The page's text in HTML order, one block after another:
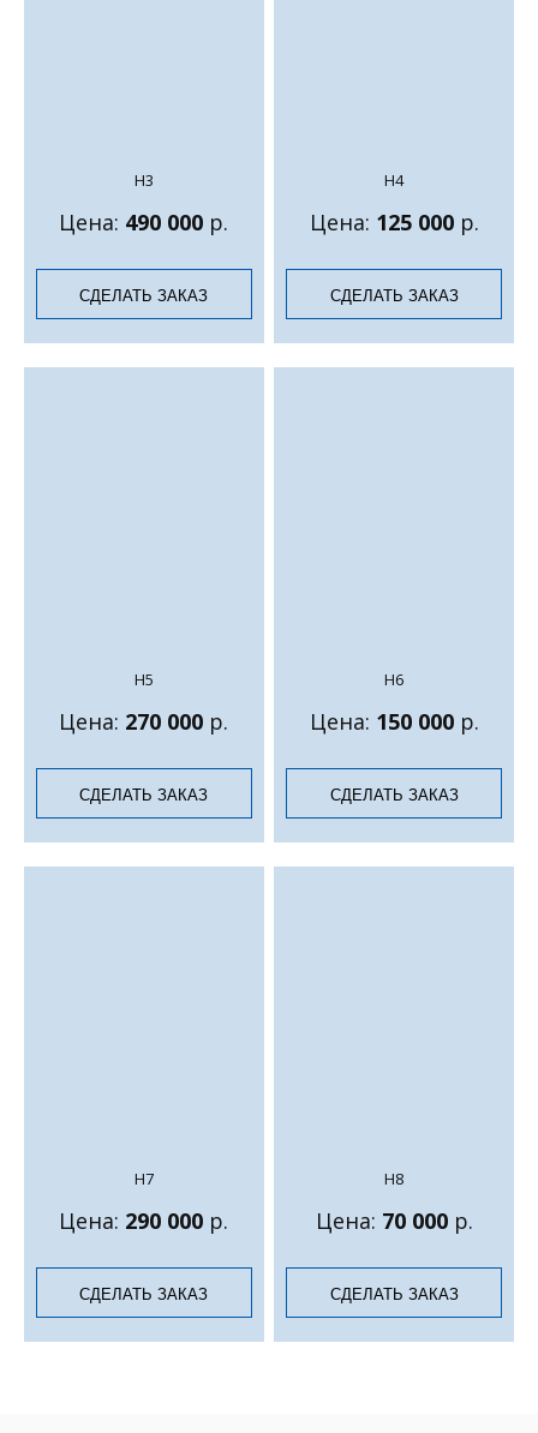
Н3
Цена: 490 000 р.
СДЕЛАТЬ ЗАКАЗ
Н4
Цена: 125 000р.
СДЕЛАТЬ ЗАКАЗ
Н5
Цена: 270 000 р.
СДЕЛАТЬ ЗАКАЗ
Н6
Цена: 150 000р.
СДЕЛАТЬ ЗАКАЗ
Н7
Цена: 290 000 р.
СДЕЛАТЬ ЗАКАЗ
Н8
Цена: 70 000р.
СДЕЛАТЬ ЗАКАЗ